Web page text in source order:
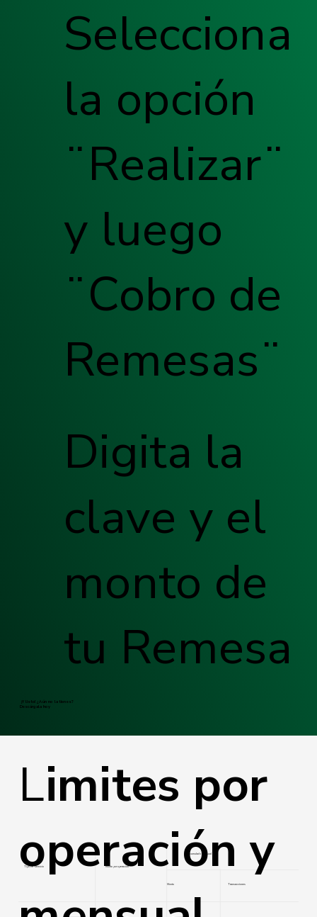
Selecciona
la opción
¨Realizar¨
y luego
¨Cobro de
Remesas¨
Digita la
clave y el
monto de
tu Remesa
¡Y listo! ¿Aún no la tienes?
Descárgala hoy
Tipo de servicio Monto por operación
Acumulado mensual
Monto Transacciones
Limites por
operación y